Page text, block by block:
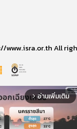
All
arrow_forward_ios อ่านเพิ่มเติม